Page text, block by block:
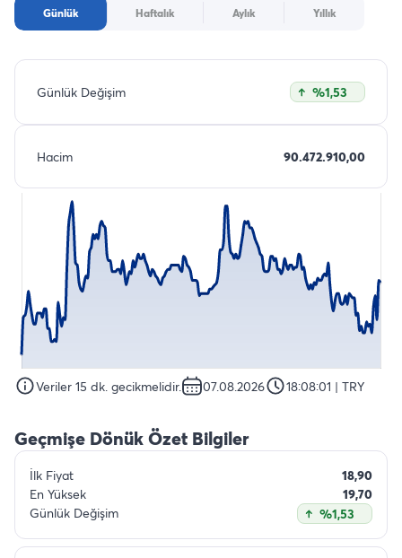
Günlük Haftalık Aylık Yıllık
Günlük Değişim %1,53
Hacim 90.472.910,00
Veriler 15 dk. gecikmelidir. 07.08.2026 18:08:01 | TRY
Geçmişe Dönük Özet Bilgiler
İlk Fiyat
18,90
En Yüksek
19,70
Günlük Değişim
%1,53